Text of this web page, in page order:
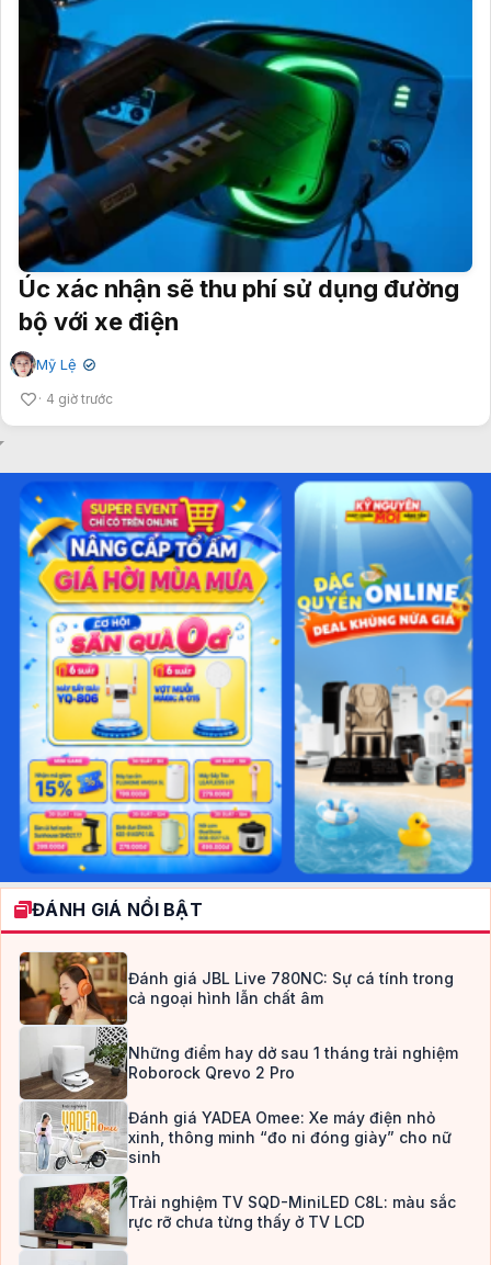
Úc xác nhận sẽ thu phí sử dụng đường
bộ với xe điện
Mỹ Lệ ✔
4 giờ trước
ĐÁNH GIÁ NỔI BẬT
Đánh giá JBL Live 780NC: Sự cá tính trong
cả ngoại hình lẫn chất âm
Những điểm hay dở sau 1 tháng trải nghiệm
Roborock Qrevo 2 Pro
Đánh giá YADEA Omee: Xe máy điện nhỏ
xinh, thông minh “đo ni đóng giày” cho nữ
sinh
Trải nghiệm TV SQD-MiniLED C8L: màu sắc
rực rỡ chưa từng thấy ở TV LCD